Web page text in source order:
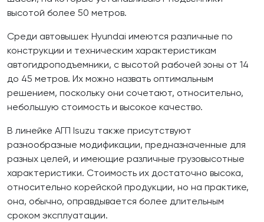
высотой более 50 метров.
Среди автовышек Hyundai имеются различные по
конструкции и техническим характеристикам
автогидроподъемники, с высотой рабочей зоны от 14
до 45 метров. Их можно назвать оптимальным
решением, поскольку они сочетают, относительно,
небольшую стоимость и высокое качество.
В линейке АГП Isuzu также присутствуют
разнообразные модификации, предназначенные для
разных целей, и имеющие различные грузовысотные
характеристики. Стоимость их достаточно высока,
относительно корейской продукции, но на практике,
она, обычно, оправдывается более длительным
сроком эксплуатации.